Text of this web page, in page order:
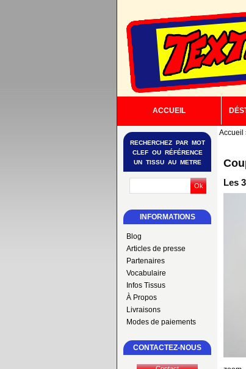
ACCUEIL
INFORMATIONS
Blog
Articles de presse
Partenaires
Vocabulaire
Infos Tissus
À Propos
Livraisons
Modes de paiements
RECHERCHEZ PAR MOT
CLEF OU RÉFÉRENCE
UN TISSU AU METRE
CONTACTEZ-NOUS
Accueil
Les